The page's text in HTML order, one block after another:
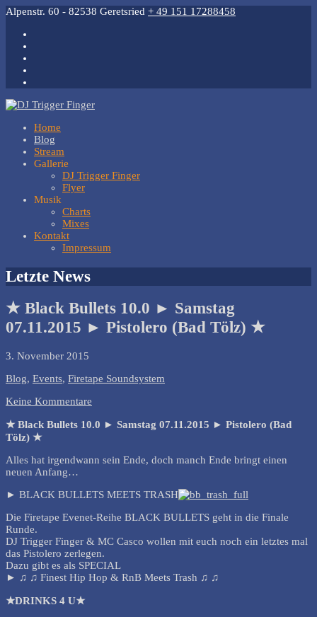
Alpenstr. 60 - 82538 Geretsried + 49 151 17288458
Home
Blog
Stream
Gallerie
DJ Trigger Finger
Flyer
Musik
Charts
Mixes
Kontakt
Impressum
Open
Mobile
Letzte News
★ Black Bullets 10.0 ► Samstag
07.11.2015 ► Pistolero (Bad Tölz) ★
3. November 2015
Blog, Events, Firetape Soundsystem
Keine Kommentare
★ Black Bullets 10.0 ► Samstag 07.11.2015 ► Pistolero (Bad
Tölz) ★
Alles hat irgendwann sein Ende, doch manch Ende bringt einen
neuen Anfang…
► BLACK BULLETS MEETS TRASH
Die Firetape Evenet-Reihe BLACK BULLETS geht in die Finale
Runde.
DJ Trigger Finger & MC Casco wollen mit euch noch ein letztes mal
das Pistolero zerlegen.
Dazu gibt es als SPECIAL
► ♫ ♫ Finest Hip Hop & RnB Meets Trash ♫ ♫
★DRINKS 4 U★